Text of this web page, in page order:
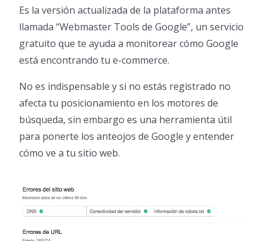
Es la versión actualizada de la plataforma antes
llamada “Webmaster Tools de Google”, un servicio
gratuito que te ayuda a monitorear cómo Google
está encontrando tu e-commerce.
No es indispensable y si no estás registrado no
afecta tu posicionamiento en los motores de
búsqueda, sin embargo es una herramienta útil
para ponerte los anteojos de Google y entender
cómo ve a tu sitio web.